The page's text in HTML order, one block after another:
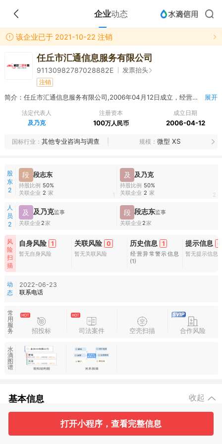
企业动态
该企业已于 2021-10-22 注销
任丘市汇通信息服务有限公司
91130982787028882E 发票抬头
注销
简介：任丘市汇通信息服务有限公司,2006年04月12日成立，经营范围包括信息服务（法律、法规禁止经营的项目除外；法律、法规限制经营的项目须取得行政许可后方可经营）** 展开
法定代表人
及乃克
注册资本
100万人民币
成立日期
2006-04-12
国标行业 其他专业咨询与调查 规模 微型 XS
股
东
2
段 段志东
持股比例 50%
关联企业 2 家 1
及 及乃克
持股比例 50%
关联企业 2 家 2
人
员
2
及 及乃克监事
关联企业 2家
段 段志东监事
关联企业 2家
风
险
扫
描
自身风险 1
暂无自身风险
关联风险 0
暂无关联风险
历史信息 1
经营异常警示信息
(1)
提示信息 0
暂无提示信息
动
态
2022-06-23
联系电话
常
用
服
务
招投标 司法案件 空壳扫描 合作风险
水
滴
图
谱
基本信息 收起
2 2
打开小程序，查看完整信息